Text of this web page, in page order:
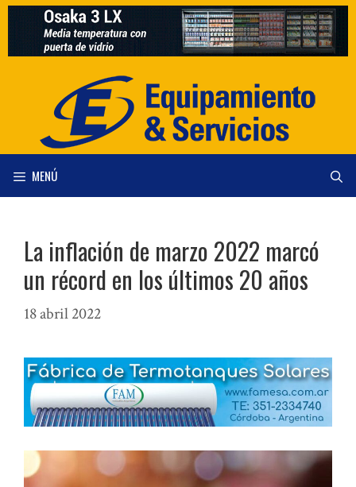
Saltar
contenido
MENÚ
La inflación de marzo 2022 marcó
un récord en los últimos 20 años
18 abril 2022